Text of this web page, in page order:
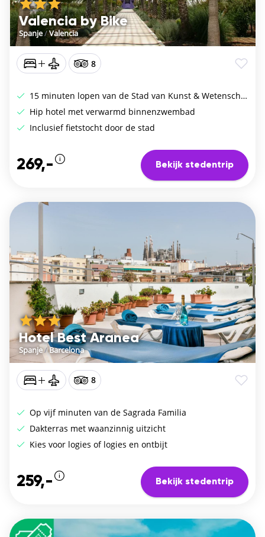
Valencia by Bike
Spanje/Valencia
8
15 minuten lopen van de Stad van Kunst & Wetenschap
Hip hotel met verwarmd binnenzwembad
Inclusief fietstocht door de stad
269,- Bekijk stedentrip
Hotel Best Aranea
Spanje/Barcelona
8
Op vijf minuten van de Sagrada Familia
Dakterras met waanzinnig uitzicht
Kies voor logies of logies en ontbijt
259,- Bekijk stedentrip